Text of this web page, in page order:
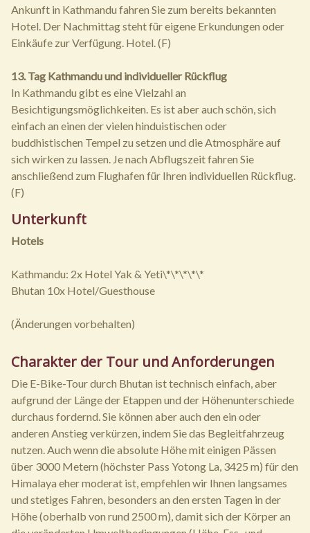
Ankunft in Kathmandu fahren Sie zum bereits bekannten
Hotel. Der Nachmittag steht für eigene Erkundungen oder
Einkäufe zur Verfügung. Hotel. (F)
13. Tag Kathmandu und individueller Rückflug
In Kathmandu gibt es eine Vielzahl an
Besichtigungsmöglichkeiten. Es ist aber auch schön, sich
einfach an einen der vielen hinduistischen oder
buddhistischen Tempel zu setzen und die Atmosphäre auf
sich wirken zu lassen. Je nach Abflugszeit fahren Sie
anschließend zum Flughafen für Ihren individuellen Rückflug.
(F)
Unterkunft
Hotels
Kathmandu: 2x Hotel Yak & Yeti\*\*\*\*\*
Bhutan 10x Hotel/Guesthouse
(Änderungen vorbehalten)
Charakter der Tour und Anforderungen
Die E-Bike-Tour durch Bhutan ist technisch einfach, aber
aufgrund der Länge der Etappen und der Höhenunterschiede
durchaus fordernd. Sie können aber auch den ein oder
anderen Anstieg verkürzen, indem Sie das Begleitfahrzeug
nutzen. Auch wenn die absolute Höhe mit einigen Pässen
über 3000 Metern (höchster Pass Yotong La, 3425 m) für den
Himalaya eher moderat ist, empfehlen wir Ihnen langsames
und stetiges Fahren, besonders an den ersten Tagen in der
Höhe (oberhalb von rund 2500 m), damit sich der Körper an